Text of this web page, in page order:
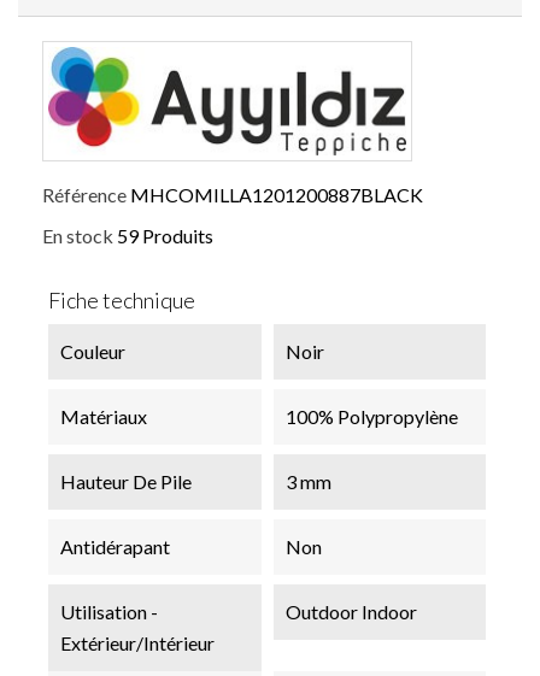
Référence MHCOMILLA1201200887BLACK
En stock 59 Produits
Fiche technique
Couleur Noir
Matériaux 100% Polypropylène
Hauteur De Pile 3 mm
Antidérapant Non
Utilisation -
Extérieur/Intérieur
Outdoor Indoor